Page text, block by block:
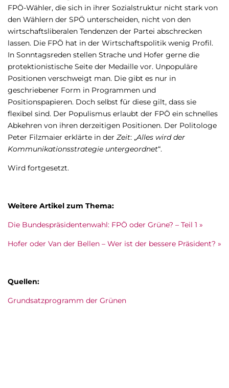
FPÖ-Wähler, die sich in ihrer Sozialstruktur nicht stark von
den Wählern der SPÖ unterscheiden, nicht von den
wirtschaftsliberalen Tendenzen der Partei abschrecken
lassen. Die FPÖ hat in der Wirtschaftspolitik wenig Profil.
In Sonntagsreden stellen Strache und Hofer gerne die
protektionistische Seite der Medaille vor. Unpopuläre
Positionen verschweigt man. Die gibt es nur in
geschriebener Form in Programmen und
Positionspapieren. Doch selbst für diese gilt, dass sie
flexibel sind. Der Populismus erlaubt der FPÖ ein schnelles
Abkehren von ihren derzeitigen Positionen. Der Politologe
Peter Filzmaier erklärte in der Zeit: „Alles wird der
Kommunikationsstrategie untergeordnet“.
Wird fortgesetzt.
Weitere Artikel zum Thema:
Die Bundespräsidentenwahl: FPÖ oder Grüne? – Teil 1 »
Hofer oder Van der Bellen – Wer ist der bessere Präsident? »
Quellen:
Grundsatzprogramm der Grünen